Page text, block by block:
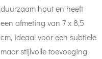
duurzaam hout en heeft
een afmeting van 7 x 8,5
cm, ideaal voor een subtiele
maar stijlvolle toevoeging